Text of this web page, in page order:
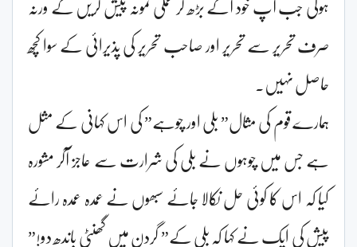
صرف تحریر سے تحریر اور صاحب تحریر کی پذیرائی کے سوا کچھ
حاصل نہیں۔
ہمارے قوم کی مثال” بلی اور چوہے” کی اس کہانی کے مثل
ہے جس میں چوہوں نے بلی کی شرارت سے عاجز آکر مشورہ
کیا کہ اس کا کوئی حل نکالا جائے سبھوں نے عمدہ عمدہ رائے
پیش کی ایک نے کہا کہ بلی کے” گردن میں گھنٹی باندھ دو!”